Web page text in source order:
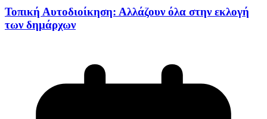
Τοπική Αυτοδιοίκηση: Αλλάζουν όλα στην εκλογή
των δημάρχων